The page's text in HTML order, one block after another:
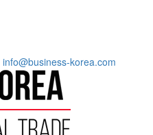
info@business-korea.com